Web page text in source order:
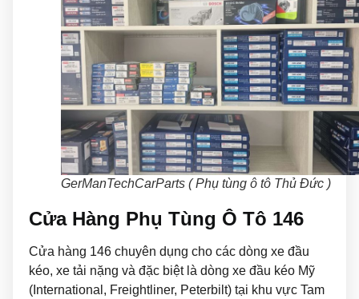
GerManTechCarParts ( Phụ tùng ô tô Thủ Đức )
Cửa Hàng Phụ Tùng Ô Tô 146
Cửa hàng 146 chuyên dụng cho các dòng xe đầu
kéo, xe tải nặng và đặc biệt là dòng xe đầu kéo Mỹ
(International, Freightliner, Peterbilt) tại khu vực Tam